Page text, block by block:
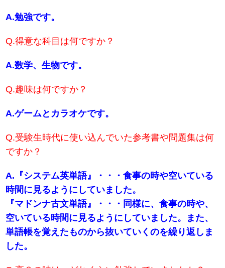
A.勉強です。
Q.得意な科目は何ですか？
A.数学、生物です。
Q.趣味は何ですか？
A.ゲームとカラオケです。
Q.受験生時代に使い込んでいた参考書や問題集は何
ですか？
A.『システム英単語』・・・食事の時や空いている
時間に見るようにしていました。
『マドンナ古文単語』・・・同様に、食事の時や、
空いている時間に見るようにしていました。また、
単語帳を覚えたものから抜いていくのを繰り返しま
した。